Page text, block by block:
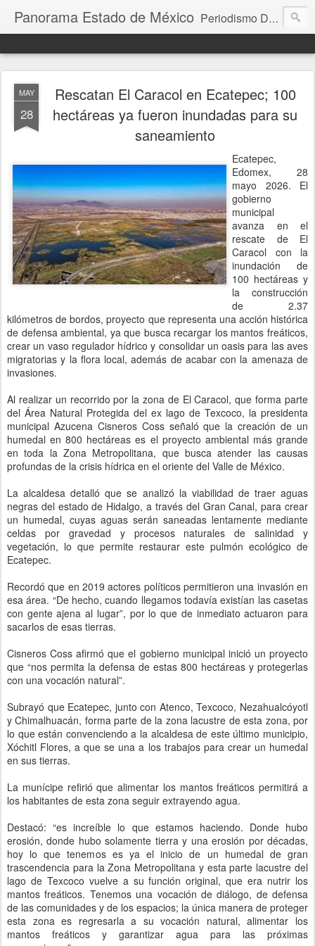
Panorama Estado de México Periodismo Digital
MAY
28
Rescatan El Caracol en Ecatepec; 100
hectáreas ya fueron inundadas para su
saneamiento
Ecatepec,
Edomex, 28
mayo 2026. El
gobierno
municipal
avanza en el
rescate de El
Caracol con la
inundación de
100 hectáreas y
la construcción
de 2.37
kilómetros de bordos, proyecto que representa una acción histórica
de defensa ambiental, ya que busca recargar los mantos freáticos,
crear un vaso regulador hídrico y consolidar un oasis para las aves
migratorias y la flora local, además de acabar con la amenaza de
invasiones.
Al realizar un recorrido por la zona de El Caracol, que forma parte
del Área Natural Protegida del ex lago de Texcoco, la presidenta
municipal Azucena Cisneros Coss señaló que la creación de un
humedal en 800 hectáreas es el proyecto ambiental más grande
en toda la Zona Metropolitana, que busca atender las causas
profundas de la crisis hídrica en el oriente del Valle de México.
La alcaldesa detalló que se analizó la viabilidad de traer aguas
negras del estado de Hidalgo, a través del Gran Canal, para crear
un humedal, cuyas aguas serán saneadas lentamente mediante
celdas por gravedad y procesos naturales de salinidad y
vegetación, lo que permite restaurar este pulmón ecológico de
Ecatepec.
Recordó que en 2019 actores políticos permitieron una invasión en
esa área. “De hecho, cuando llegamos todavía existían las casetas
con gente ajena al lugar”, por lo que de inmediato actuaron para
sacarlos de esas tierras.
Cisneros Coss afirmó que el gobierno municipal inició un proyecto
que “nos permita la defensa de estas 800 hectáreas y protegerlas
con una vocación natural”.
Subrayó que Ecatepec, junto con Atenco, Texcoco, Nezahualcóyotl
y Chimalhuacán, forma parte de la zona lacustre de esta zona, por
lo que están convenciendo a la alcaldesa de este último municipio,
Xóchitl Flores, a que se una a los trabajos para crear un humedal
en sus tierras.
La munícipe refirió que alimentar los mantos freáticos permitirá a
los habitantes de esta zona seguir extrayendo agua.
Destacó: “es increíble lo que estamos haciendo. Donde hubo
erosión, donde hubo solamente tierra y una erosión por décadas,
hoy lo que tenemos es ya el inicio de un humedal de gran
trascendencia para la Zona Metropolitana y esta parte lacustre del
lago de Texcoco vuelve a su función original, que era nutrir los
mantos freáticos. Tenemos una vocación de diálogo, de defensa
de las comunidades y de los espacios; la única manera de proteger
esta zona es regresarla a su vocación natural, alimentar los
mantos freáticos y garantizar agua para las próximas